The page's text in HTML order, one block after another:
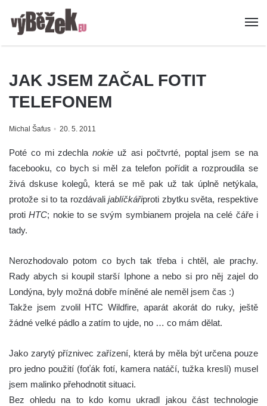
JAK JSEM ZAČAL FOTIT
TELEFONEM
Michal Šafus 20. 5. 2011
Poté co mi zdechlanokie už asi počtvrté, poptal jsem se na
facebooku, co bych si měl za telefon pořídit a rozproudila se
živá dskuse kolegů, která se mě pak už tak úplně netýkala,
protože si to ta rozdávalijablíčkářiproti zbytku světa, respektive
protiHTC; nokie to se svým symbianem projela na celé čáře i
tady.
Nerozhodovalo potom co bych tak třeba i chtěl, ale prachy.
Rady abych si koupil starší Iphone a nebo si pro něj zajel do
Londýna, byly možná dobře míněné ale neměl jsem čas :)
Takže jsem zvolil HTC Wildfire, aparát akorát do ruky, ještě
žádné velké pádlo a zatím to ujde, no … co mám dělat.
Jako zarytý příznivec zařízení, která by měla být určena pouze
pro jedno použití (foťák fotí, kamera natáčí, tužka kreslí) musel
jsem malinko přehodnotit situaci.
Bez ohledu na to kdo komu ukradl jakou část technologie